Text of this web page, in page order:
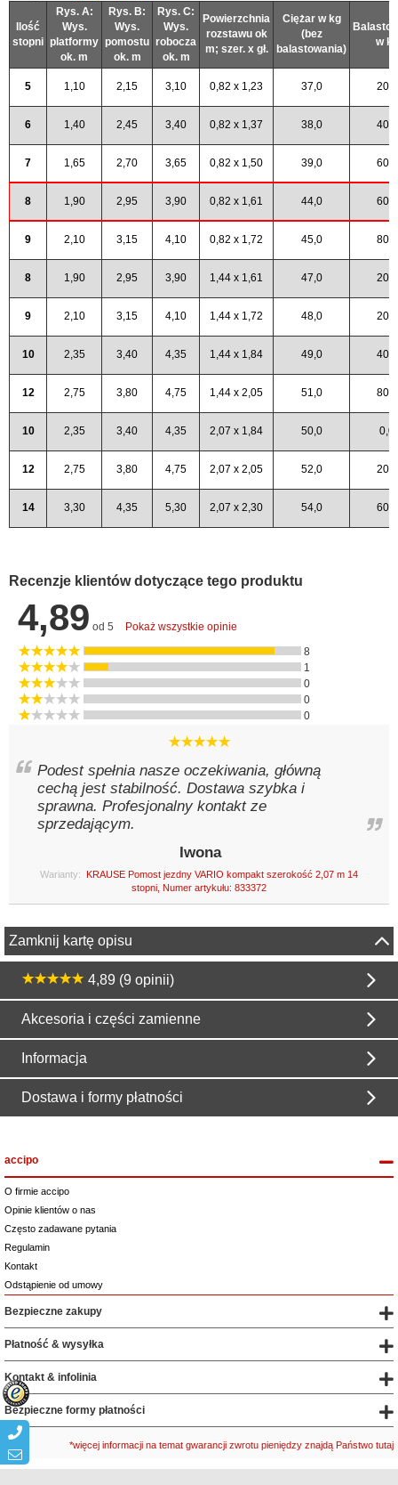
Ilość
stopni
Rys. A:
Wys.
platformy
ok. m
Rys. B:
Wys.
pomostu
ok. m
Rys. C:
Wys.
robocza
ok. m
Powierzchnia
rozstawu ok
m; szer. x gł.
Ciężar w kg
(bez
balastowania)
w kg
5 1,10 2,15 3,10 0,82 x 1,23 37,0 20,0
6 1,40 2,45 3,40 0,82 x 1,37 38,0 40,0
7 1,65 2,70 3,65 0,82 x 1,50 39,0 60,0
8 1,90 2,95 3,90 0,82 x 1,61 44,0 60,0
9 2,10 3,15 4,10 0,82 x 1,72 45,0 80,0
8 1,90 2,95 3,90 1,44 x 1,61 47,0 20,0
9 2,10 3,15 4,10 1,44 x 1,72 48,0 20,0
10 2,35 3,40 4,35 1,44 x 1,84 49,0 40,0
12 2,75 3,80 4,75 1,44 x 2,05 51,0 80,0
10 2,35 3,40 4,35 2,07 x 1,84 50,0 0,0
12 2,75 3,80 4,75 2,07 x 2,05 52,0 20,0
14 3,30 4,35 5,30 2,07 x 2,30 54,0 60,0
Recenzje klientów dotyczące tego produktu
4,89 od 5 Pokaż wszystkie opinie
8
1
0
0
0
Podest spełnia nasze oczekiwania, główną
cechą jest stabilność. Dostawa szybka i
sprawna. Profesjonalny kontakt ze
sprzedającym.
Iwona
Warianty: KRAUSE Pomost jezdny VARIO kompakt szerokość 2,07 m 14
stopni, Numer artykułu: 833372
Zamknij kartę opisu
4,89 (9 opinii)
Akcesoria i części zamienne
Informacja
Dostawa i formy płatności
accipo
O firmie accipo
Opinie klientów o nas
Często zadawane pytania
Regulamin
Kontakt
Odstąpienie od umowy
Bezpieczne zakupy
Płatność & wysyłka
Kontakt & infolinia
Bezpieczne formy płatności
*więcej informacji na temat gwarancji zwrotu pieniędzy znajdą Państwo tutaj